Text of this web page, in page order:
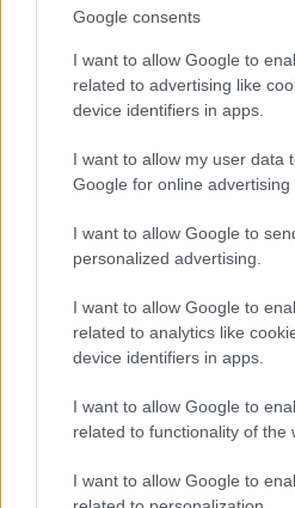
Google consents
I want to allow Google to
related to advertising like
device identifiers in apps.
I want to allow my user data
Google for online advertising
I want to allow Google to
personalized advertising.
I want to allow Google to
related to analytics like
device identifiers in apps.
I want to allow Google to
related to functionality of the
I want to allow Google to
TERMÉSZETFELETTI
TITKOK: ITT A SHELBY
NYOMÁBAN
10 LEGKEDVELTEBB